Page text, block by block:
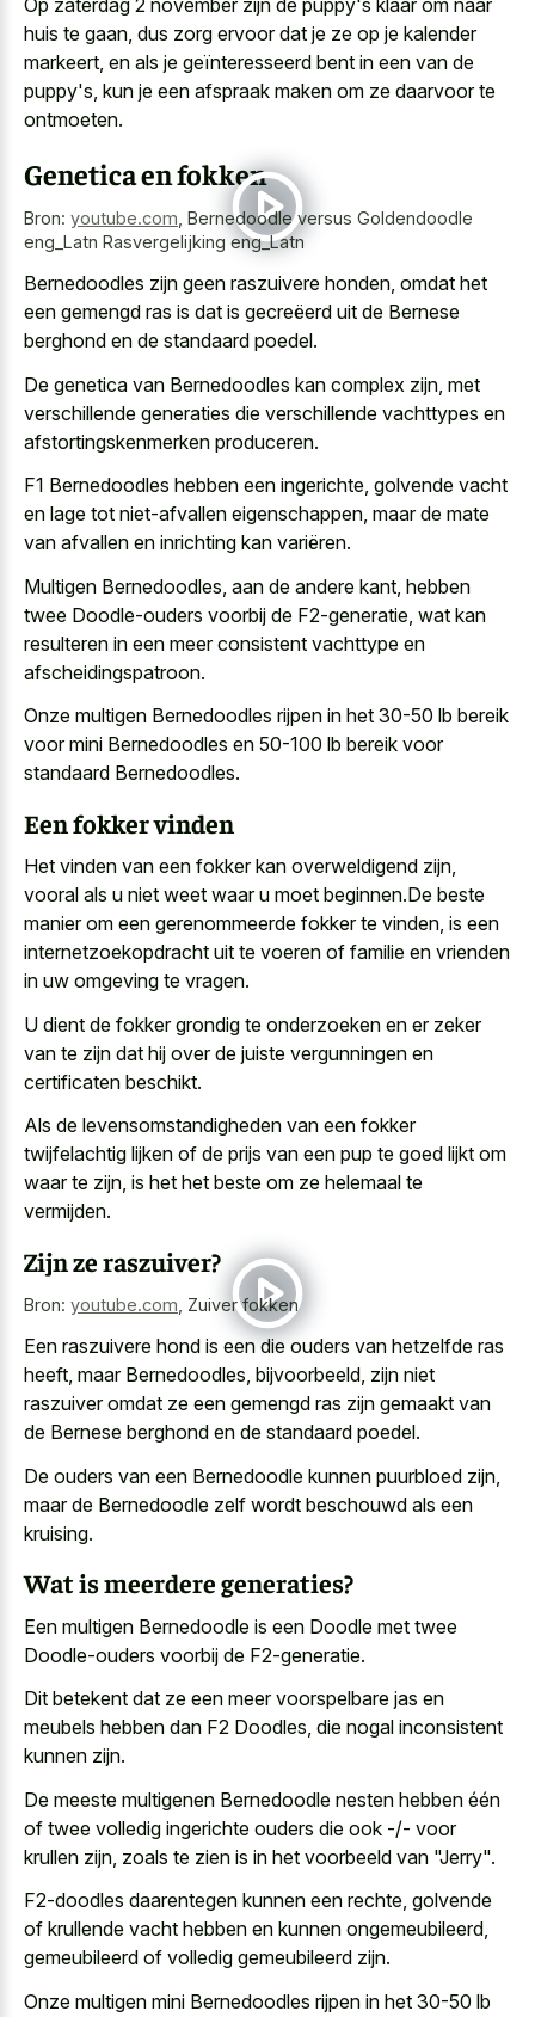
huis te gaan, dus zorg ervoor dat je ze op je kalender
markeert, en als je geïnteresseerd bent in een van de
puppy's, kun je een afspraak maken om ze daarvoor te
ontmoeten.
Genetica en fokken
Bron: youtube.com Bernedoodle versus Goldendoodle
eng_Latn Rasvergelijking eng_Latn
Bernedoodles zijn geen raszuivere honden, omdat het
een gemengd ras is dat is gecreëerd uit de Bernese
berghond en de standaard poedel.
De genetica van Bernedoodles kan complex zijn, met
verschillende generaties die verschillende vachttypes en
afstortingskenmerken produceren.
F1 Bernedoodles hebben een ingerichte, golvende vacht
en lage tot niet-afvallen eigenschappen, maar de mate
van afvallen en inrichting kan variëren.
Multigen Bernedoodles, aan de andere kant, hebben
twee Doodle-ouders voorbij de F2-generatie, wat kan
resulteren in een meer consistent vachttype en
afscheidingspatroon.
Onze multigen Bernedoodles rijpen in het 30-50 lb bereik
voor mini Bernedoodles en 50-100 lb bereik voor
standaard Bernedoodles.
Een fokker vinden
Het vinden van een fokker kan overweldigend zijn,
vooral als u niet weet waar u moet beginnen.De beste
manier om een gerenommeerde fokker te vinden, is een
internetzoekopdracht uit te voeren of familie en vrienden
in uw omgeving te vragen.
U dient de fokker grondig te onderzoeken en er zeker
van te zijn dat hij over de juiste vergunningen en
certificaten beschikt.
Als de levensomstandigheden van een fokker
twijfelachtig lijken of de prijs van een pup te goed lijkt om
waar te zijn, is het het beste om ze helemaal te
vermijden.
Zijn ze raszuiver?
Bron: youtube.com Zuiver fokken
Een raszuivere hond is een die ouders van hetzelfde ras
heeft, maar Bernedoodles, bijvoorbeeld, zijn niet
raszuiver omdat ze een gemengd ras zijn gemaakt van
de Bernese berghond en de standaard poedel.
De ouders van een Bernedoodle kunnen puurbloed zijn,
maar de Bernedoodle zelf wordt beschouwd als een
kruising.
Wat is meerdere generaties?
Een multigen Bernedoodle is een Doodle met twee
Doodle-ouders voorbij de F2-generatie.
Dit betekent dat ze een meer voorspelbare jas en
meubels hebben dan F2 Doodles, die nogal inconsistent
kunnen zijn.
De meeste multigenen Bernedoodle nesten hebben één
of twee volledig ingerichte ouders die ook -/- voor
krullen zijn, zoals te zien is in het voorbeeld van "Jerry".
F2-doodles daarentegen kunnen een rechte, golvende
of krullende vacht hebben en kunnen ongemeubileerd,
gemeubileerd of volledig gemeubileerd zijn.
Onze multigen mini Bernedoodles rijpen in het 30-50 lb